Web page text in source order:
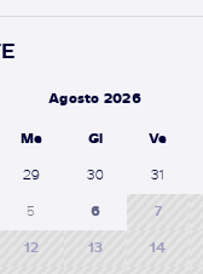
Agosto 2026
Me Gi Ve
29 30 31
5 6 7
12 13 14